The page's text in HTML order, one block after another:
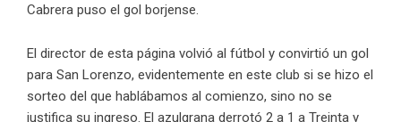
Cabrera puso el gol borjense.
El director de esta página volvió al fútbol y convirtió un gol
para San Lorenzo, evidentemente en este club si se hizo el
sorteo del que hablábamos al comienzo, sino no se
justifica su ingreso. El azulgrana derrotó 2 a 1 a Treinta y